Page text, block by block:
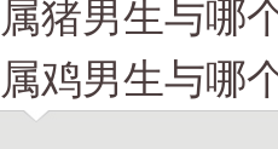
属猪男生与哪
属鸡男生与哪